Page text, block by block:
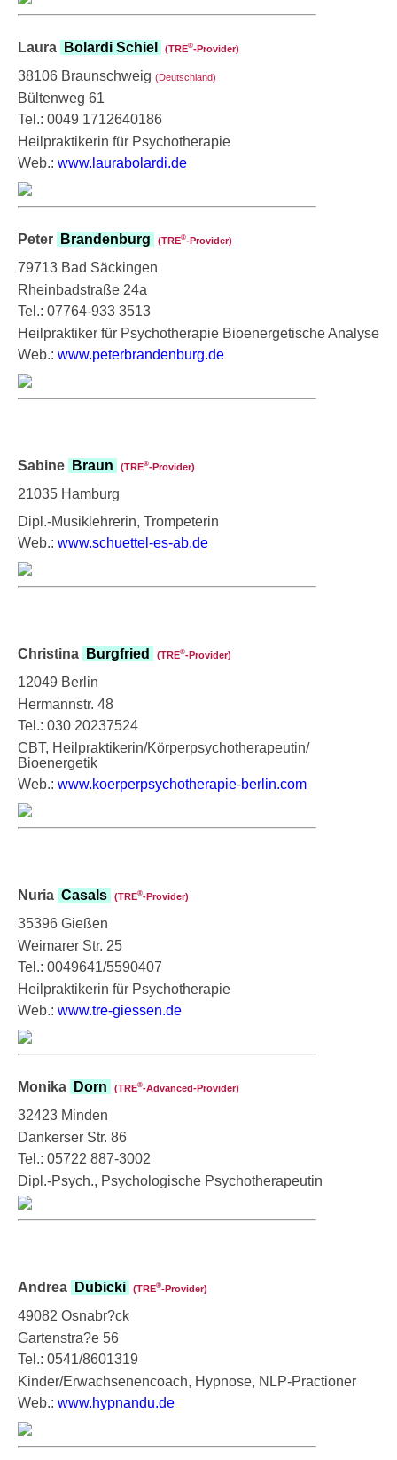
Laura Bolardi Schiel (TRE®‑Provider)
38106 Braunschweig (Deutschland)
Bültenweg 61
Tel.: 0049 1712640186
Heilpraktikerin für Psychotherapie
Web.: www.laurabolardi.de
Peter Brandenburg (TRE®‑Provider)
79713 Bad Säckingen
Rheinbadstraße 24a
Tel.: 07764-933 3513
Heilpraktiker für Psychotherapie Bioenergetische Analyse
Web.: www.peterbrandenburg.de
Sabine Braun (TRE®‑Provider)
21035 Hamburg
Dipl.-Musiklehrerin, Trompeterin
Web.: www.schuettel-es-ab.de
Christina Burgfried (TRE®‑Provider)
12049 Berlin
Hermannstr. 48
Tel.: 030 20237524
CBT, Heilpraktikerin/Körperpsychotherapeutin/
Bioenergetik
Web.: www.koerperpsychotherapie-berlin.com
Nuria Casals (TRE®‑Provider)
35396 Gießen
Weimarer Str. 25
Tel.: 0049641/5590407
Heilpraktikerin für Psychotherapie
Web.: www.tre-giessen.de
Monika Dorn (TRE®‑Advanced-Provider)
32423 Minden
Dankerser Str. 86
Tel.: 05722 887-3002
Dipl.-Psych., Psychologische Psychotherapeutin
Andrea Dubicki (TRE®‑Provider)
49082 Osnabr?ck
Gartenstra?e 56
Tel.: 0541/8601319
Kinder/Erwachsenencoach, Hypnose, NLP-Practioner
Web.: www.hypnandu.de